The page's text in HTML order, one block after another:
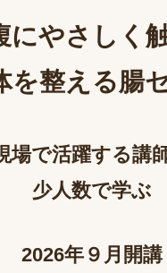
にやさしく
を整える腸
場で活躍する講
少人数で学ぶ
2026年９月開講